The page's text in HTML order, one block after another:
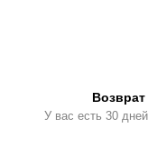
У вас есть 30